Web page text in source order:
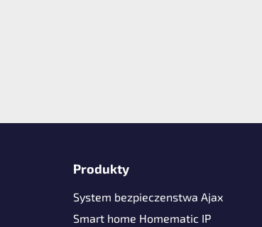
Produkty
System bezpieczenstwa Ajax
Smart home Homematic IP